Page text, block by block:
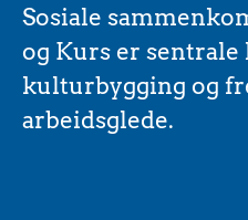
Sosiale
og Kurs er sentrale
kulturbygging og
arbeidsglede.